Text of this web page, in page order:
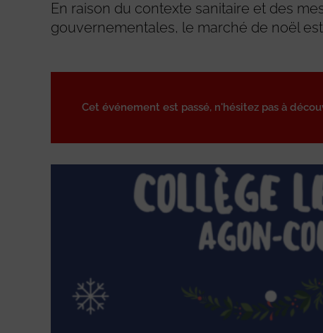
En raison du contexte sanitaire et des
gouvernementales, le marché de noël
Cet événement est passé, n'hésitez pas à